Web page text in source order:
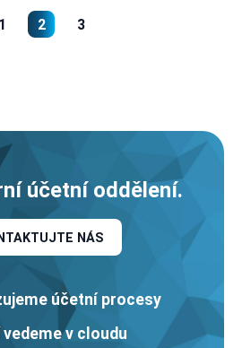
1 2 3
účetní oddělení.
NÁS
účetní procesy
v cloudu